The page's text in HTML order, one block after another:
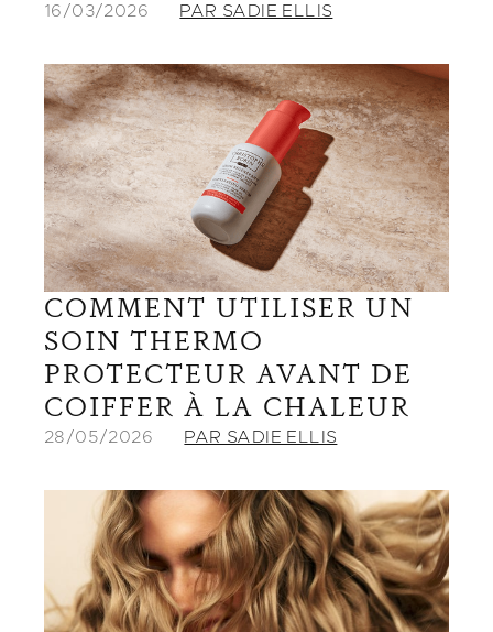
16/03/2026 PAR SADIE ELLIS
COMMENT UTILISER UN
SOIN THERMO
PROTECTEUR AVANT DE
COIFFER À LA CHALEUR
28/05/2026 PAR SADIE ELLIS